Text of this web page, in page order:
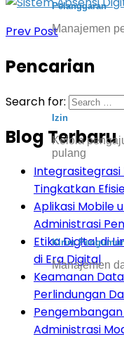
Pelanggaran
Manajemen
Izin
Kelola
pulang
Kirim
Manajemen
Prev Post
Pencarian
Search for:
Blog Terbaru
Integrasitegrasi
Tingkatkan
Aplikasi Mobile
Administrasi
Etika Digital di
di Era Digital
Keamanan
Perlindungan
Administrasi